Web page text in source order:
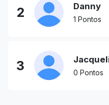
2 Danny
1 Pontos
3 0 Pontos